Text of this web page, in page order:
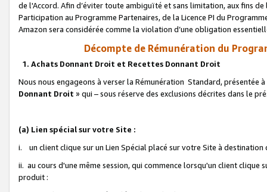
de l'Accord. Afin d’éviter toute ambiguïté et sans limitation, aux fins
Participation au Programme Partenaires, de la Licence PI du
Amazon sera considérée comme la violation d’une obligation
Décompte de Rémunération du
1. Achats Donnant Droit et Recettes Donnant Droit
Nous nous engageons à verser la Rémunération Standard, présentée
Donnant Droit » qui – sous réserve des exclusions décrites dans le
(a) Lien spécial sur votre Site :
i. un client clique sur un Lien Spécial placé sur votre Site à destination
ii. au cours d'une même session, qui commence lorsqu'un client
produit :